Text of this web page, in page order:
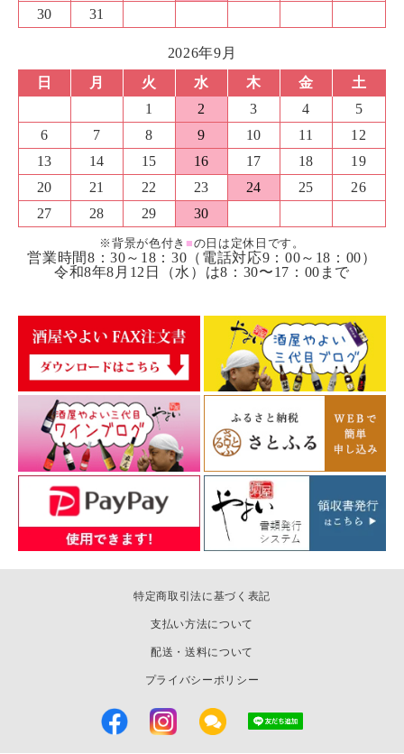
30
31
2026年9月
日
月 火 水 木 金
土
1
2 3 4
5
6
7 8 9 10 11
12
13
14 15 16 17 18
19
20
21 22 23 24 25
26
27
28 29 30
※背景が色付き ■の日は定休日です。
営業時間8：30～18：30（電話対応9：00～18：00）
令和8年8月12日（水）は8：30〜17：00まで
特定商取引法に基づく表記
支払い方法について
配送・送料について
プライバシーポリシー